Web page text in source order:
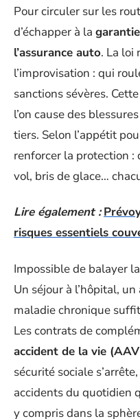
Pour circuler sur les
d’échapper à la
l’assurance auto. La loi
l’improvisation : qui
sanctions sévères.
l’on cause des
tiers. Selon l’appétit
renforcer la protection :
vol, bris de glace…
Lire également :
risques essentiels
Impossible de balayer la
Un séjour à l’hôpital,
maladie chronique
Les contrats de
accident de la vie
sécurité sociale
accidents du quotidien
y compris dans la